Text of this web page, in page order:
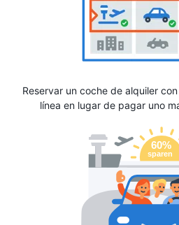
Reservar un coche de alquiler
línea en lugar de pagar uno